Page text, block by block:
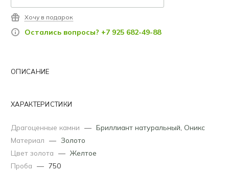
Хочу в подарок
Остались вопросы? +7 925 682-49-88
ОПИСАНИЕ
ХАРАКТЕРИСТИКИ
Драгоценные камни — Бриллиант натуральный Оникс
Материал — Золото
Цвет золота — Желтое
Проба — 750